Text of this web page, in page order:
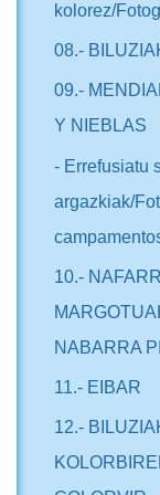
kolorez/
08.-
09.-
Y NIEBLAS
- Errefusiatu
argazkiak/
10.-
NABARRA
11.- EIBAR
12.-